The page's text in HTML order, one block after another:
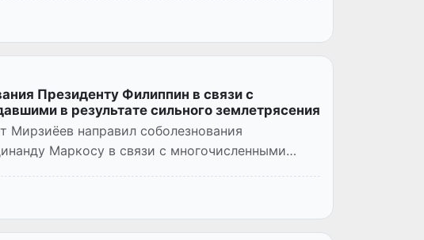
Президенту Филиппин в связи с
в результате сильного землетрясения
Мирзиёев направил соболезнования
Маркосу в связи с многочисленными